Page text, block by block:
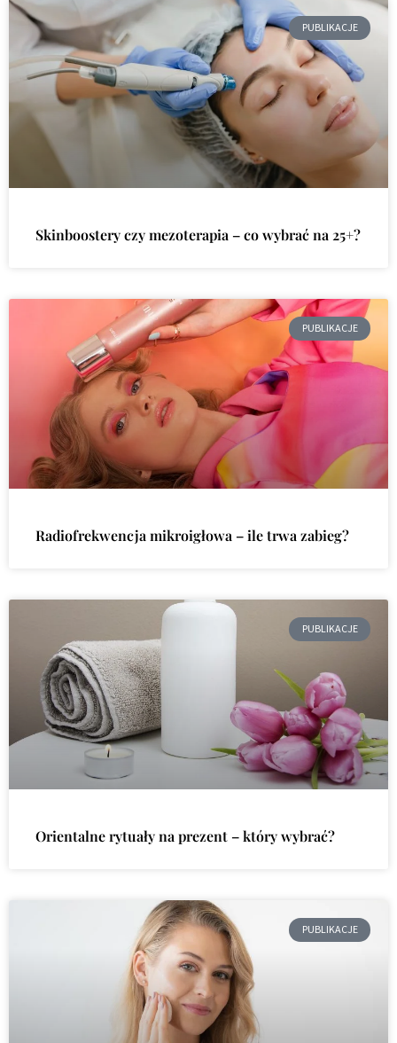
PUBLIKACJE
Skinboostery czy mezoterapia – co wybrać na 25+?
PUBLIKACJE
Radiofrekwencja mikroigłowa – ile trwa zabieg?
PUBLIKACJE
Orientalne rytuały na prezent – który wybrać?
PUBLIKACJE